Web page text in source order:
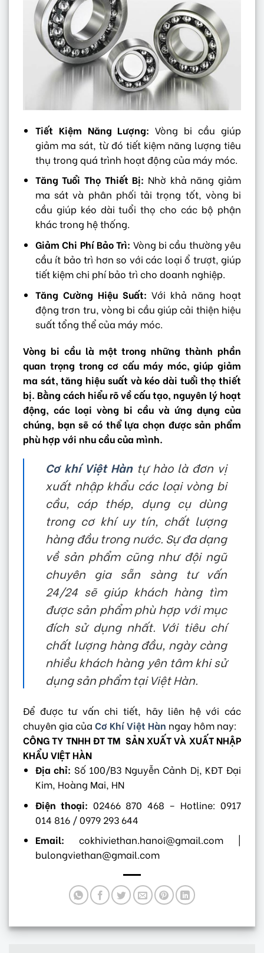
Tiết Kiệm Năng Lượng: Vòng bi cầu giúp
giảm ma sát, từ đó tiết kiệm năng lượng tiêu
thụ trong quá trình hoạt động của máy móc.
Tăng Tuổi Thọ Thiết Bị: Nhờ khả năng giảm
ma sát và phân phối tải trọng tốt, vòng bi
cầu giúp kéo dài tuổi thọ cho các bộ phận
khác trong hệ thống.
Giảm Chi Phí Bảo Trì: Vòng bi cầu thường yêu
cầu ít bảo trì hơn so với các loại ổ trượt, giúp
tiết kiệm chi phí bảo trì cho doanh nghiệp.
Tăng Cường Hiệu Suất: Với khả năng hoạt
động trơn tru, vòng bi cầu giúp cải thiện hiệu
suất tổng thể của máy móc.
Vòng bi cầu là một trong những thành phần
quan trọng trong cơ cấu máy móc, giúp giảm
ma sát, tăng hiệu suất và kéo dài tuổi thọ thiết
bị. Bằng cách hiểu rõ về cấu tạo, nguyên lý hoạt
động, các loại vòng bi cầu và ứng dụng của
chúng, bạn sẽ có thể lựa chọn được sản phẩm
phù hợp với nhu cầu của mình.
Cơ khí Việt Hàntự hào là đơn vị
xuất nhập khẩu các loại vòng bi
cầu, cáp thép, dụng cụ dùng
trong cơ khí uy tín, chất lượng
hàng đầu trong nước. Sự đa dạng
về sản phẩm cũng như đội ngũ
chuyên gia sẵn sàng tư vấn
24/24 sẽ giúp khách hàng tìm
được sản phẩm phù hợp với mục
đích sử dụng nhất. Với tiêu chí
chất lượng hàng đầu, ngày càng
nhiều khách hàng yên tâm khi sử
dụng sản phẩm tại Việt Hàn.
Để được tư vấn chi tiết, hãy liên hệ với các
chuyên gia của Cơ Khí Việt Hàn ngay hôm nay:
CÔNG TY TNHH ĐT TM SẢN XUẤT VÀ XUẤT NHẬP
KHẨU VIỆT HÀN
Địa chỉ: Số 100/B3 Nguyễn Cảnh Dị, KĐT Đại
Kim, Hoàng Mai, HN
Điện thoại: 02466 870 468 – Hotline: 0917
014 816 / 0979 293 644
Email: cokhiviethan.hanoi@gmail.com |
bulongviethan@gmail.com